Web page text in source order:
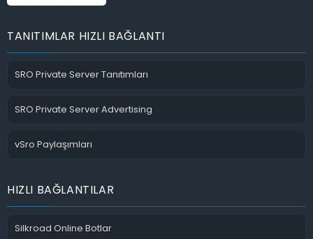
TANITIMLAR HIZLI BAĞLANTI
SRO Private Server Tanıtımları
SRO Private Server Advertising
vSro Paylaşımları
HIZLI BAĞLANTILAR
Silkroad Online Botlar